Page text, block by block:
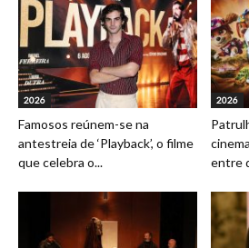
2026
Famosos reúnem-se na
antestreia de ‘Playback’, o filme
que celebra o...
2026
entre